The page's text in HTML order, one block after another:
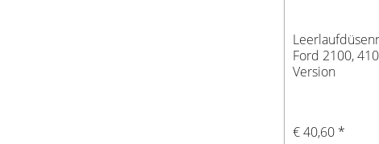
Ford 2100,
Version
€ 40,60 *